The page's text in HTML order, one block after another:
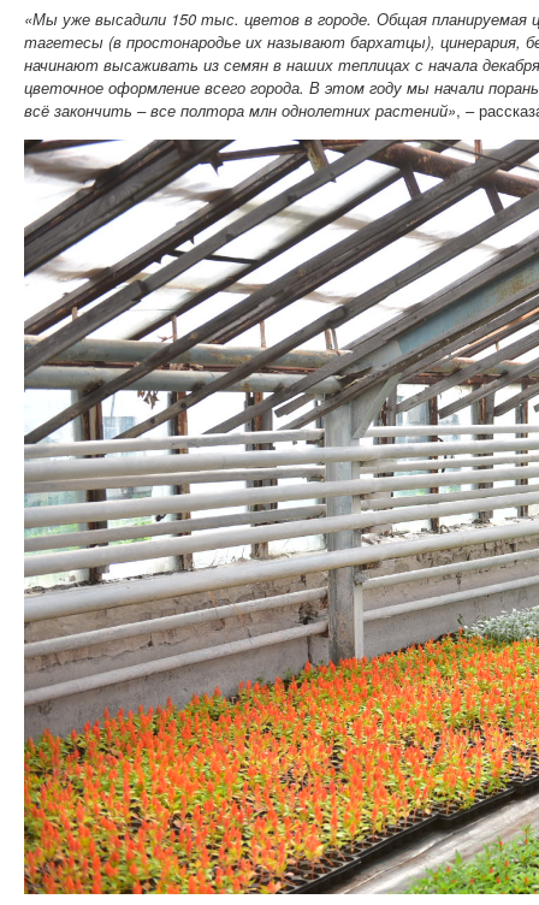
«Мы уже высадили 150 тыс. цветов в городе. Общая
тагетесы (в простонародье их называют бархатцы), цинерария,
начинают высаживать из семян в наших теплицах с начала
цветочное оформление всего города. В этом году мы начали
всё закончить – все полтора млн однолетних растений», –